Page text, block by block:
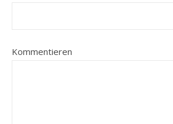
Kommentieren